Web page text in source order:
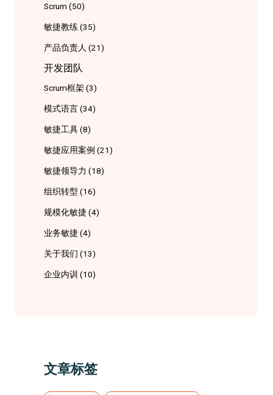
Scrum (50)
敏捷教练(35)
产品负责人(21)
开发团队
Scrum框架 (3)
模式语言(34)
敏捷工具(8)
敏捷应用案例 (21)
敏捷领导力 (18)
组织转型(16)
规模化敏捷(4)
业务敏捷(4)
关于我们 (13)
企业内训 (10)
文章标签